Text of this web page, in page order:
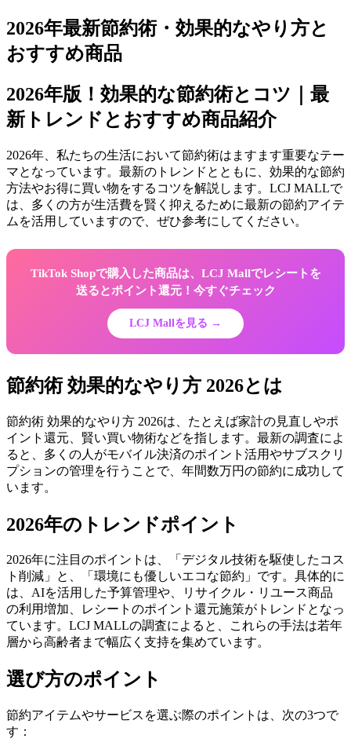
2026年最新節約術・効果的なやり方と
おすすめ商品
2026年版！効果的な節約術とコツ｜最
新トレンドとおすすめ商品紹介
2026年、私たちの生活において節約術はますます重要なテー
マとなっています。最新のトレンドとともに、効果的な節約
方法やお得に買い物をするコツを解説します。LCJ MALLで
は、多くの方が生活費を賢く抑えるために最新の節約アイテ
ムを活用していますので、ぜひ参考にしてください。
TikTok Shopで購入した商品は、LCJ Mallでレシートを
送るとポイント還元！今すぐチェック
LCJ Mallを見る →
節約術 効果的なやり方 2026とは
節約術 効果的なやり方 2026は、たとえば家計の見直しやポ
イント還元、賢い買い物術などを指します。最新の調査によ
ると、多くの人がモバイル決済のポイント活用やサブスクリ
プションの管理を行うことで、年間数万円の節約に成功して
います。
2026年のトレンドポイント
2026年に注目のポイントは、「デジタル技術を駆使したコス
ト削減」と、「環境にも優しいエコな節約」です。具体的に
は、AIを活用した予算管理や、リサイクル・リユース商品
の利用増加、レシートのポイント還元施策がトレンドとなっ
ています。LCJ MALLの調査によると、これらの手法は若年
層から高齢者まで幅広く支持を集めています。
選び方のポイント
節約アイテムやサービスを選ぶ際のポイントは、次の3つで
す：